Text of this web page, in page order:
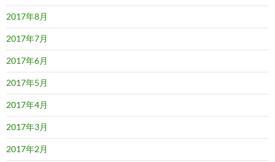
2017年8月
2017年7月
2017年6月
2017年5月
2017年4月
2017年3月
2017年2月